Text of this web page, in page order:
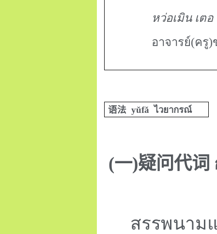
หว่อเมิน เต
อาจารย์(ครู)
语法 yǔfǎ ไวยากรณ์
(一)疑问代词
สรรพนาม